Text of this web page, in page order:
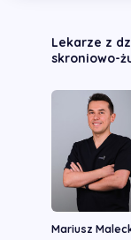
Lekarze z
skroniowo-
Mariusz